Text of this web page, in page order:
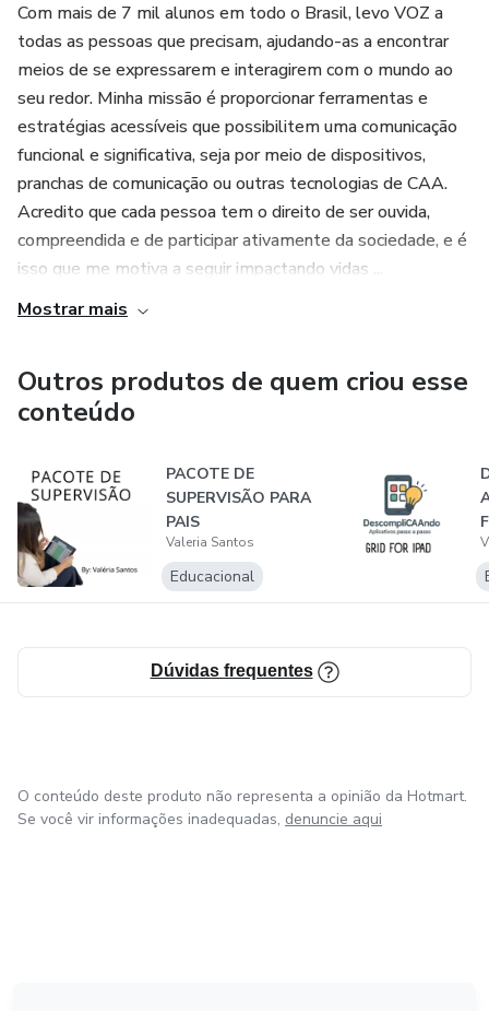
Com mais de 7 mil alunos em todo o Brasil, levo VOZ a
todas as pessoas que precisam, ajudando-as a encontrar
meios de se expressarem e interagirem com o mundo ao
seu redor. Minha missão é proporcionar ferramentas e
estratégias acessíveis que possibilitem uma comunicação
funcional e significativa, seja por meio de dispositivos,
pranchas de comunicação ou outras tecnologias de CAA.
Acredito que cada pessoa tem o direito de ser ouvida,
compreendida e de participar ativamente da sociedade, e é
isso que me motiva a seguir impactando vidas ...
Mostrar mais
Outros produtos de quem criou esse
conteúdo
PACOTE DE
SUPERVISÃO PARA
PAIS
Valeria Santos
Educacional
Dúvidas frequentes
O conteúdo deste produto não representa a opinião da Hotmart.
Se você vir informações inadequadas, denuncie aqui